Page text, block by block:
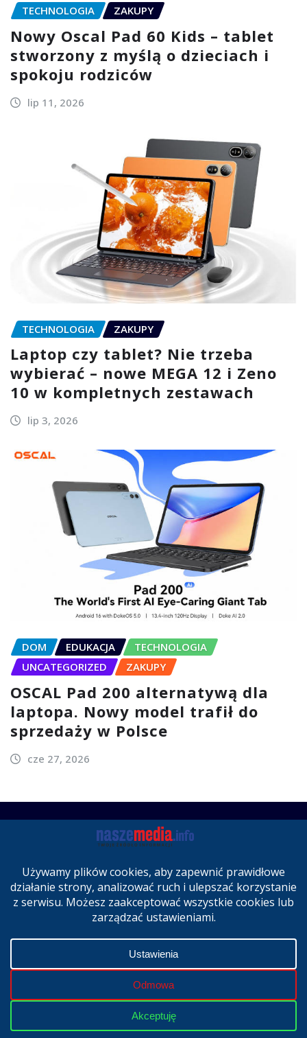
TECHNOLOGIA ZAKUPY
Nowy Oscal Pad 60 Kids – tablet
stworzony z myślą o dzieciach i
spokoju rodziców
lip 11, 2026
TECHNOLOGIA ZAKUPY
Laptop czy tablet? Nie trzeba
wybierać – nowe MEGA 12 i Zeno
10 w kompletnych zestawach
lip 3, 2026
DOM EDUKACJA
TECHNOLOGIA
UNCATEGORIZED
ZAKUPY
OSCAL Pad 200 alternatywą dla
laptopa. Nowy model trafił do
sprzedaży w Polsce
cze 27, 2026
Copyright © 2024 | Powered byWordPress |
NaszeMedia.inforealizacjaX-MediaGroup